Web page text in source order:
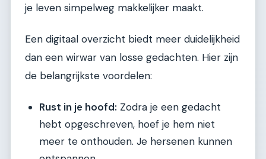
je leven simpelweg makkelijker maakt.
Een digitaal overzicht biedt meer duidelijkheid
dan een wirwar van losse gedachten. Hier zijn
de belangrijkste voordelen:
Rust in je hoofd: Zodra je een gedacht
hebt opgeschreven, hoef je hem niet
meer te onthouden. Je hersenen kunnen